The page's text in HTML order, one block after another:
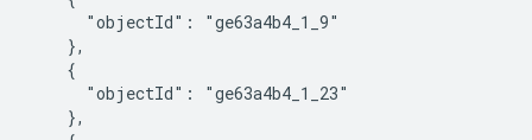
      "objectId": "ge63a4b4_1_9"
    },
    {
      "objectId": "ge63a4b4_1_23"
    },